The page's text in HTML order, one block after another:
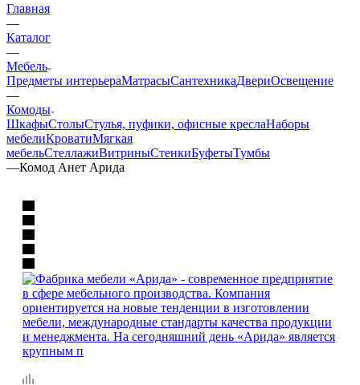
Главная
—
Каталог
—
Мебель
Предметы интерьераМатрасыСантехникаДвериОсвещение
—
Комоды
ШкафыСтолыСтулья, пуфики, офисные креслаНаборы
мебелиКроватиМягкая
мебельСтеллажиВитриныСтенкиБуфетыТумбы
—Комод Анет Арида